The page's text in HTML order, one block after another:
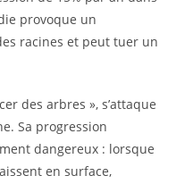
provoque un
racines et peut tuer un
des arbres », s’attaque
Sa progression
dangereux : lorsque
en surface,